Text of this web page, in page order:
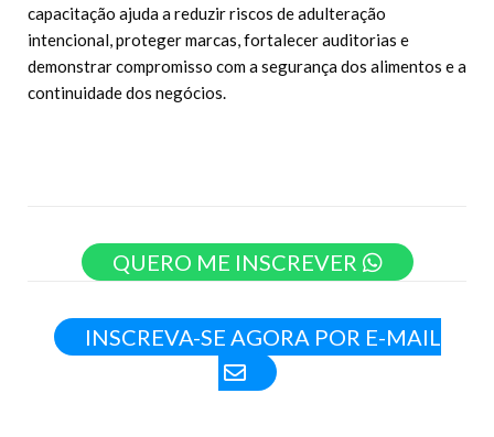
capacitação ajuda a reduzir riscos de adulteração
intencional, proteger marcas, fortalecer auditorias e
demonstrar compromisso com a segurança dos alimentos e a
continuidade dos negócios.
QUERO ME INSCREVER
INSCREVA-SE AGORA POR E-MAIL